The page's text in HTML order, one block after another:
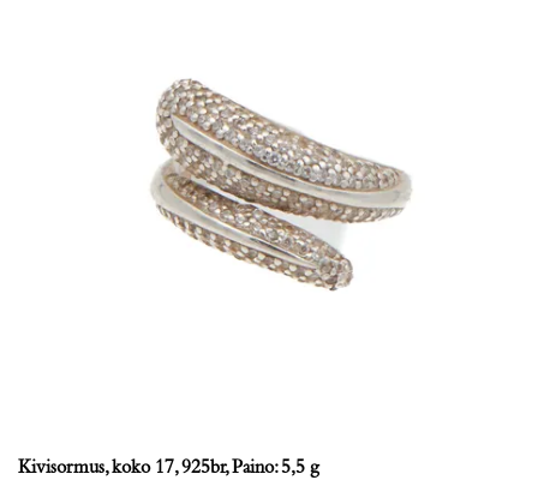
Kivisormus, koko 17, 925br, Paino: 5,5 g